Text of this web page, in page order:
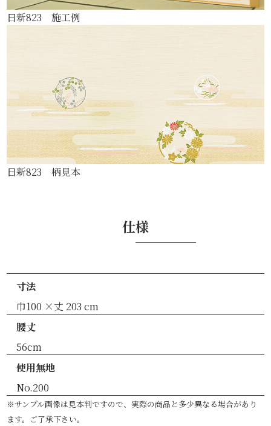
日新823 施工例
日新823 柄見本
仕様
寸法
巾100 ×丈 203 cm
腰丈
56cm
使用無地
No.200
※サンプル画像は見本判ですので、実際の商品と多少異なる場合があり
ます。ご了承下さい。